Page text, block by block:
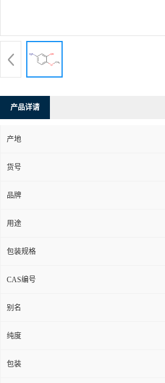
产品详请
产地
货号
品牌
用途
包装规格
CAS编号
别名
纯度
包装